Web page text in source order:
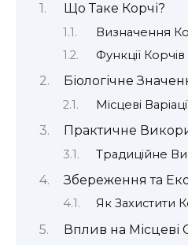
Що Таке Корчі?
Визначення
Функції
Біологічне
Місцеві
Практичне
Традиційне
Збереження та
Як Захистити
Вплив на Місцеві